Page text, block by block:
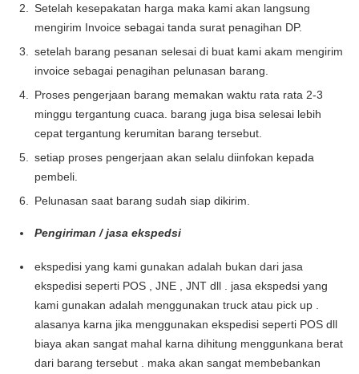
Setelah kesepakatan harga maka kami akan langsung
mengirim Invoice sebagai tanda surat penagihan DP.
setelah barang pesanan selesai di buat kami akam mengirim
invoice sebagai penagihan pelunasan barang.
Proses pengerjaan barang memakan waktu rata rata 2-3
minggu tergantung cuaca. barang juga bisa selesai lebih
cepat tergantung kerumitan barang tersebut.
setiap proses pengerjaan akan selalu diinfokan kepada
pembeli.
Pelunasan saat barang sudah siap dikirim.
Pengiriman / jasa ekspedsi
ekspedisi yang kami gunakan adalah bukan dari jasa
ekspedisi seperti POS , JNE , JNT dll . jasa ekspedsi yang
kami gunakan adalah menggunakan truck atau pick up .
alasanya karna jika menggunakan ekspedisi seperti POS dll
biaya akan sangat mahal karna dihitung menggunkana berat
dari barang tersebut . maka akan sangat membebankan